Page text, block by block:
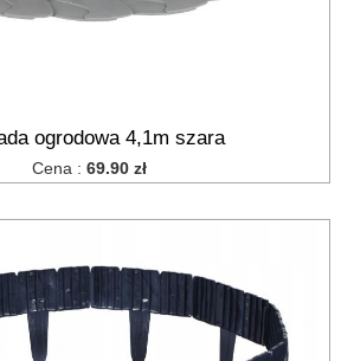
ogrodowa 4,1m szara
Cena : 69.90 zł